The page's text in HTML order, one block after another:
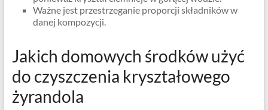
Ważne jest przestrzeganie proporcji składników w
danej kompozycji.
Jakich domowych środków użyć
do czyszczenia kryształowego
żyrandola